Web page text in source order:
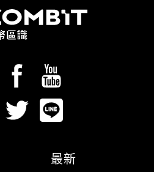
最新